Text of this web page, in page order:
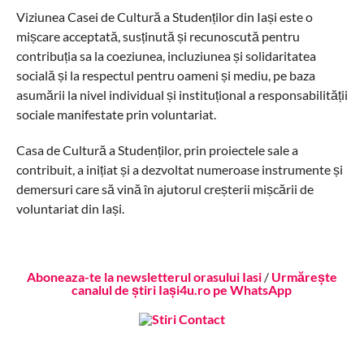
Viziunea Casei de Cultură a Studenților din Iași este o
mișcare acceptată, susținută și recunoscută pentru
contribuția sa la coeziunea, incluziunea și solidaritatea
socială și la respectul pentru oameni și mediu, pe baza
asumării la nivel individual și instituțional a responsabilității
sociale manifestate prin voluntariat.
Casa de Cultură a Studenților, prin proiectele sale a
contribuit, a inițiat și a dezvoltat numeroase instrumente și
demersuri care să vină în ajutorul creșterii mișcării de
voluntariat din Iași.
Aboneaza-te la newsletterul orasului Iasi/ Urmărește
canalul de știri Iași4u.ro pe WhatsApp